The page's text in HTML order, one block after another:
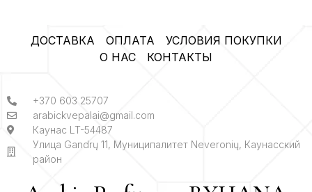
ДОСТАВКА ОПЛАТА
УСЛОВИЯ ПОКУПКИ
О НАС
КОНТАКТЫ
+370 603 25707
arabickvepalai@gmail.com
Каунас LT-54487
Улица Gandrų 11, Муниципалитет Neveronių, Каунасский
район